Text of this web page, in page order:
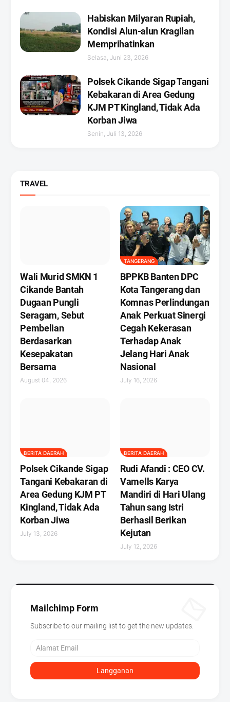
Habiskan Milyaran Rupiah,
Kondisi Alun-alun Kragilan
Memprihatinkan
Selasa, Juni 23, 2026
Polsek Cikande Sigap Tangani
Kebakaran di Area Gedung
KJM PT Kingland, Tidak Ada
Korban Jiwa
Senin, Juli 13, 2026
TRAVEL
Wali Murid SMKN 1
Cikande Bantah
Dugaan Pungli
Seragam, Sebut
Pembelian
Berdasarkan
Kesepakatan
Bersama
August 04, 2026
TANGERANG
BPPKB Banten DPC
Kota Tangerang dan
Komnas Perlindungan
Anak Perkuat Sinergi
Cegah Kekerasan
Terhadap Anak
Jelang Hari Anak
Nasional
July 16, 2026
BERITA DAERAH
Polsek Cikande Sigap
Tangani Kebakaran di
Area Gedung KJM PT
Kingland, Tidak Ada
Korban Jiwa
July 13, 2026
BERITA DAERAH
Rudi Afandi : CEO CV.
Vamells Karya
Mandiri di Hari Ulang
Tahun sang Istri
Berhasil Berikan
Kejutan ‎
July 12, 2026
Mailchimp Form
Subscribe to our mailing list to get the new updates.